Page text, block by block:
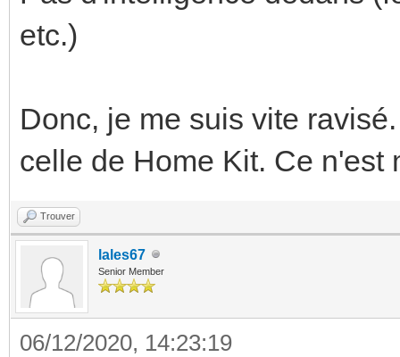
etc.)
Donc, je me suis vite
celle de Home Kit. Ce n'est
Trouver
lales67
Senior Member
06/12/2020, 14:23:19